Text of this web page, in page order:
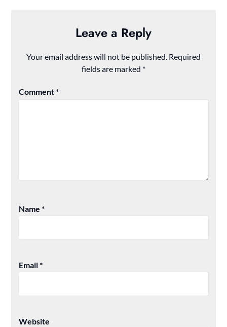
Leave a Reply
Your email address will not be published. Required
fields are marked *
Comment*
Name*
Email*
Website